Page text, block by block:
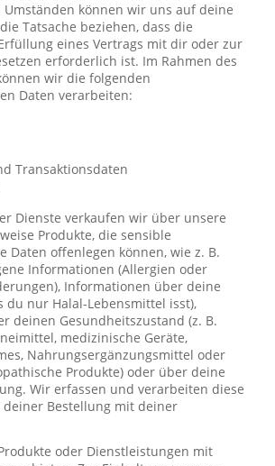
Umständen können wir uns auf deine
Tatsache beziehen, dass die
eines Vertrags mit dir oder zur
erforderlich ist. Im Rahmen des
wir die folgenden
Daten verarbeiten:
Transaktionsdaten
Dienste verkaufen wir über unsere
Produkte, die sensible
Daten offenlegen können, wie z. B.
Informationen (Allergien oder
Informationen über deine
du nur Halal-Lebensmittel isst),
deinen Gesundheitszustand (z. B.
medizinische Geräte,
Nahrungsergänzungsmittel oder
Produkte) oder über deine
Wir erfassen und verarbeiten diese
deiner Bestellung mit deiner
oder Dienstleistungen mit